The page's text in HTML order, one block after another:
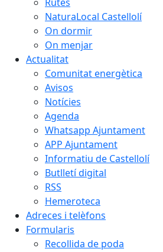
NaturaLocal Castellolí
On dormir
On menjar
Actualitat
Comunitat energètica
Avisos
Notícies
Agenda
Whatsapp Ajuntament
APP Ajuntament
Informatiu de Castellolí
Butlletí digital
RSS
Hemeroteca
Adreces i telèfons
Formularis
Recollida de poda